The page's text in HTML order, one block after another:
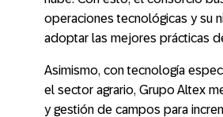
operaciones tecnológicas y su
adoptar las mejores prácticas
Asimismo, con tecnología
el sector agrario, Grupo Altex
y gestión de campos para